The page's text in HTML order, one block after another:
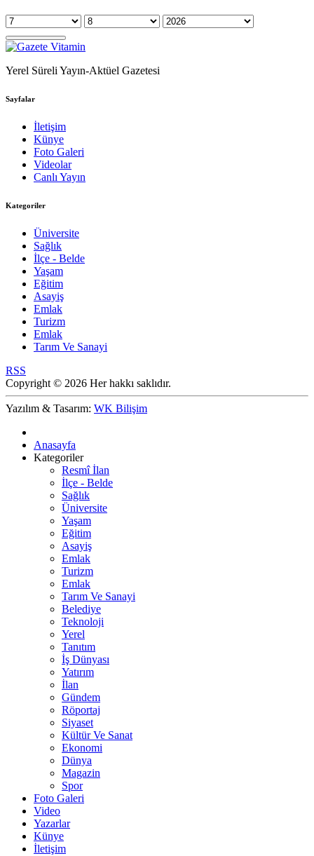
Yerel Süreli Yayın-Aktüel Gazetesi
Sayfalar
İletişim
Künye
Foto Galeri
Videolar
Canlı Yayın
Kategoriler
Üniversite
Sağlık
İlçe - Belde
Yaşam
Eğitim
Asayiş
Emlak
Turizm
Emlak
Tarım Ve Sanayi
RSS
Copyright © 2026 Her hakkı saklıdır.
Yazılım & Tasarım: WK Bilişim
Anasayfa
Kategoriler
Resmî İlan
İlçe - Belde
Sağlık
Üniversite
Yaşam
Eğitim
Asayiş
Emlak
Turizm
Emlak
Tarım Ve Sanayi
Belediye
Teknoloji
Yerel
Tanıtım
İş Dünyası
Yatırım
İlan
Gündem
Röportaj
Siyaset
Kültür Ve Sanat
Ekonomi
Dünya
Magazin
Spor
Foto Galeri
Video
Yazarlar
Künye
İletişim